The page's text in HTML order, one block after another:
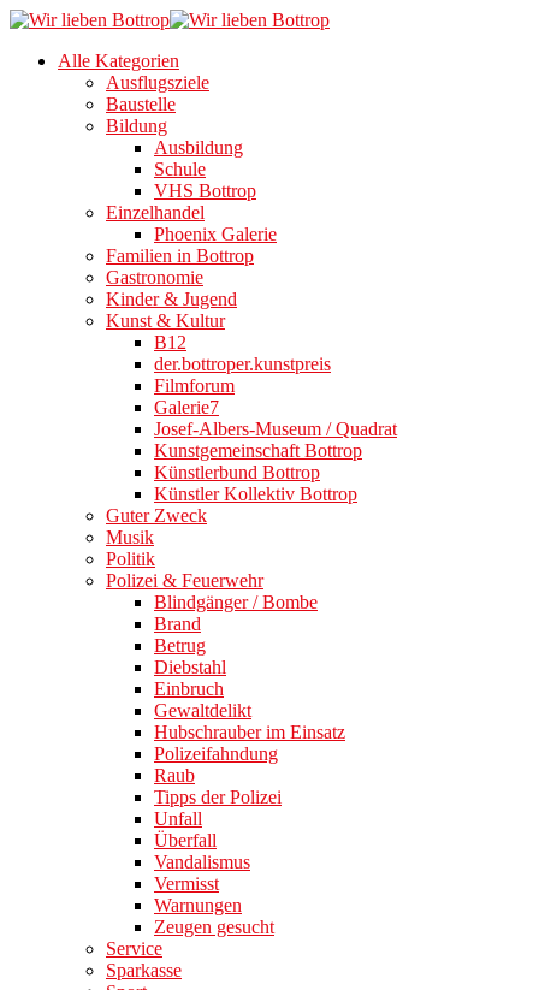
Alle Kategorien
Ausflugsziele
Baustelle
Bildung
Ausbildung
Schule
VHS Bottrop
Einzelhandel
Phoenix Galerie
Familien in Bottrop
Gastronomie
Kinder & Jugend
Kunst & Kultur
B12
der.bottroper.kunstpreis
Filmforum
Galerie7
Josef-Albers-Museum / Quadrat
Kunstgemeinschaft Bottrop
Künstlerbund Bottrop
Künstler Kollektiv Bottrop
Guter Zweck
Musik
Politik
Polizei & Feuerwehr
Blindgänger / Bombe
Brand
Betrug
Diebstahl
Einbruch
Gewaltdelikt
Hubschrauber im Einsatz
Polizeifahndung
Raub
Tipps der Polizei
Unfall
Überfall
Vandalismus
Vermisst
Warnungen
Zeugen gesucht
Service
Sparkasse